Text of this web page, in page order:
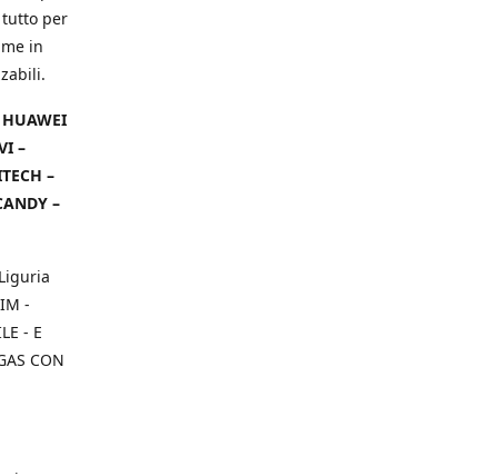
per
in
–
–
–
-
- E
CON